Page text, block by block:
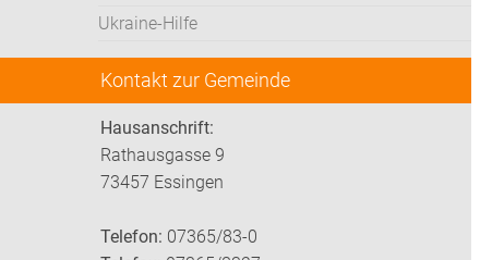
Ukraine-Hilfe
Kontakt zur Gemeinde
Hausanschrift:
Rathausgasse 9
73457 Essingen
Telefon: 07365/83-0